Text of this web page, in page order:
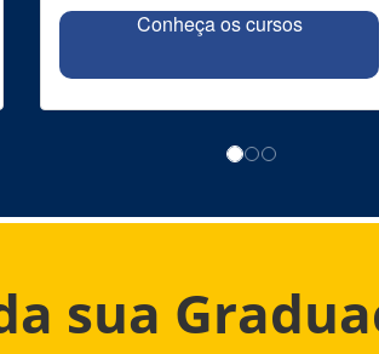
Conheça os cursos
sua